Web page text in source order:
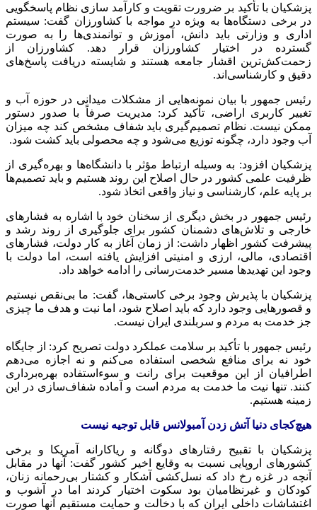
پزشکیان با تأکید بر ضرورت تقویت و کارآمد سازی نظام پاسخگویی
در برخی دستگاه‌ها به ویژه در مواجه با کشاورزان گفت: سیستم
اداری و وزارتی باید دانش، آموزش و توانمندی‌ها را به صورت
گسترده در اختیار کشاورزان قرار دهد. کشاورزان از
زحمت‌کش‌ترین اقشار جامعه هستند و شایسته دریافت پاسخ‌های
دقیق و کارشناسی‌اند.
رئیس جمهور با بیان نمونه‌هایی از مشکلات میدانی در حوزه آب و
تغییر کاربری اراضی، تأکید کرد: مدیریت صرفاً با صدور دستور
ممکن نیست. نظام تصمیم‌گیری باید شفاف مشخص کند چه میزان
آب وجود دارد، چگونه توزیع می‌شود و چه محصولی باید کشت شود.
پزشکیان افزود: به وسیله ارتباط مؤثر با دانشگاه‌ها و بهره‌گیری از
ظرفیت علمی کشور در حال اصلاح این روند هستیم و باید تصمیم‌ها
بر پایه علم، کارشناسی و نیاز واقعی اتخاذ شود.
رئیس جمهور در بخش دیگری از سخنان خود با اشاره به فشارهای
خارجی و تلاش‌های دشمنان کشور برای جلوگیری از روند رشد و
پیشرفت کشور اظهار داشت: از زمان آغاز به کار دولت، فشارهای
اقتصادی، مالی، ارزی و امنیتی افزایش یافته است، اما دولت با
وجود این تهدیدها مسیر خدمت‌رسانی را ادامه خواهد داد.
پزشکیان با پذیرش وجود برخی کاستی‌ها، گفت: ما بی‌نقص نیستیم
و قصورهایی وجود دارد که باید اصلاح شود، اما نیت و هدف ما چیزی
جز خدمت به مردم و سربلندی ایران نیست.
رئیس جمهور با تأکید بر سلامت عملکرد دولت تصریح کرد: از جایگاه
خود نه برای منافع شخصی استفاده می‌کنم و نه اجازه می‌دهم
اطرافیان از این موقعیت برای رانت و سوءاستفاده بهره‌برداری
کنند. تنها نیت ما خدمت به مردم است و آماده شفاف‌سازی در این
زمینه هستیم.
هیچ‌کجای دنیا آتش زدن آمبولانس قابل توجیه نیست
پزشکیان با تقبیح رفتارهای دوگانه و ریاکارانه آمریکا و برخی
کشورهای اروپایی نسبت به وقایع اخیر کشور گفت‌: آنها در مقابل
آنچه در غزه رخ داد که نسل‌کشی آشکار و کشتار بی‌رحمانه زنان،
کودکان و غیرنظامیان بود سکوت اختیار کردند اما در آشوب و
اغتشاشات داخلی ایران که با دخالت و حمایت مستقیم آنها صورت